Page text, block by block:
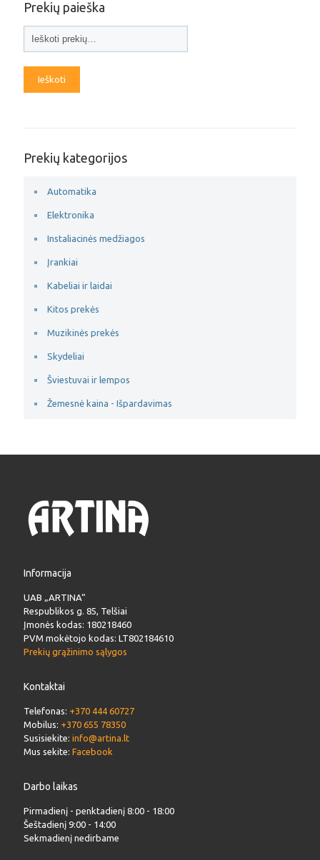
Prekių paieška
Ieškoti
Prekių kategorijos
Automatika
Elektronika
Instaliacinės medžiagos
Įrankiai
Kabeliai ir laidai
Kitos prekės
Muzikinės prekės
Skydeliai
Šviestuvai ir lempos
Žemesnė kaina - Išpardavimas
Informacija
UAB „ARTINA“
Respublikos g. 85, Telšiai
Įmonės kodas: 180218460
PVM mokėtojo kodas: LT802184610
Prekių grąžinimo sąlygos
Kontaktai
Telefonas: +370 444 60727
Mobilus: +370 655 78350
Susisiekite: info@artina.lt
Mus sekite: Facebook
Darbo laikas
Pirmadienį - penktadienį 8:00 - 18:00
Šeštadienį 9:00 - 14:00
Sekmadienį nedirbame